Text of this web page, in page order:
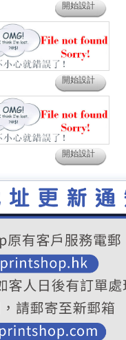
開始設計
開始設計
開始設計